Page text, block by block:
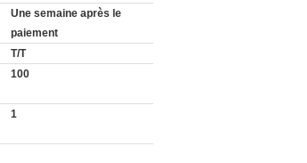
Une semaine après le
paiement
T/T
100
1